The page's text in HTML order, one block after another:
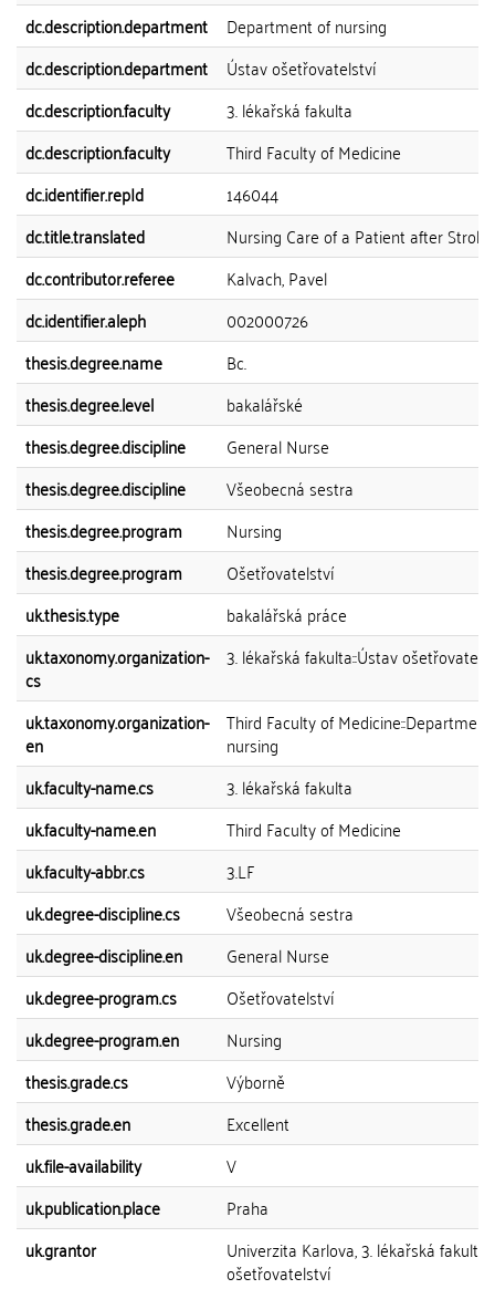
dc.description.department
Department of nursing
dc.description.department
Ústav ošetřovatelství
dc.description.faculty
3. lékařská fakulta
dc.description.faculty
Third Faculty of Medicine
dc.identifier.repId
146044
dc.title.translated
Nursing Care of a Patient after Stroke
dc.contributor.referee
Kalvach, Pavel
dc.identifier.aleph
002000726
thesis.degree.name
Bc.
thesis.degree.level
bakalářské
thesis.degree.discipline
General Nurse
thesis.degree.discipline
Všeobecná sestra
thesis.degree.program
Nursing
thesis.degree.program
Ošetřovatelství
uk.thesis.type
bakalářská práce
uk.taxonomy.organization-
cs
3. lékařská fakulta::Ústav
uk.taxonomy.organization-
en
Third Faculty of
nursing
uk.faculty-name.cs
3. lékařská fakulta
uk.faculty-name.en
Third Faculty of Medicine
uk.faculty-abbr.cs
3.LF
uk.degree-discipline.cs
Všeobecná sestra
uk.degree-discipline.en
General Nurse
uk.degree-program.cs
Ošetřovatelství
uk.degree-program.en
Nursing
thesis.grade.cs
Výborně
thesis.grade.en
Excellent
uk.file-availability
V
uk.publication.place
Praha
uk.grantor
Univerzita Karlova, 3. lékařská
ošetřovatelství